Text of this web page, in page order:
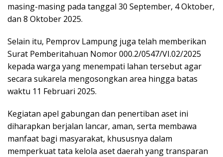
masing-masing pada tanggal 30 September, 4 Oktober,
dan 8 Oktober 2025.
Selain itu, Pemprov Lampung juga telah memberikan
Surat Pemberitahuan Nomor 000.2/0547/VI.02/2025
kepada warga yang menempati lahan tersebut agar
secara sukarela mengosongkan area hingga batas
waktu 11 Februari 2025.
Kegiatan apel gabungan dan penertiban aset ini
diharapkan berjalan lancar, aman, serta membawa
manfaat bagi masyarakat, khususnya dalam
memperkuat tata kelola aset daerah yang transparan